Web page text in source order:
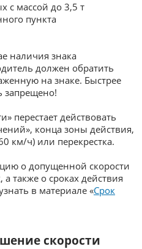
с массой до 3,5 т
пункта
наличия знака
должен обратить
на знаке. Быстрее
запрещено!
перестает действовать
конца зоны действия,
км/ч) или перекрестка.
о допущенной скорости
также о сроках действия
в материале «Срок
скорости